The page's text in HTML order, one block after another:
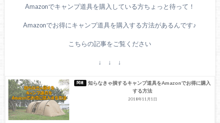
Amazonでキャンプ道具を購入している方ちょっと待って！
Amazonでお得にキャンプ道具を購入する方法があるんです♪
こちらの記事をご覧ください
↓ ↓ ↓
知らなきゃ損するキャンプ道具をAmazonでお得に購入
する方法
2018年11月1日